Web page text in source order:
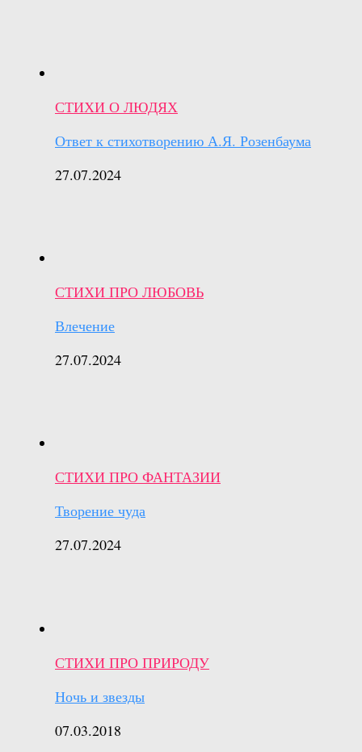
СТИХИ О ЛЮДЯХ
Ответ к стихотворению А.Я. Розенбаума
27.07.2024
СТИХИ ПРО ЛЮБОВЬ
Влечение
27.07.2024
СТИХИ ПРО ФАНТАЗИИ
Творение чуда
27.07.2024
СТИХИ ПРО ПРИРОДУ
Ночь и звезды
07.03.2018